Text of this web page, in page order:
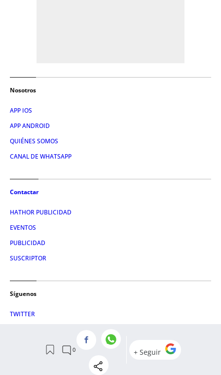
Nosotros
APP IOS
APP ANDROID
QUIÉNES SOMOS
CANAL DE WHATSAPP
Contactar
HATHOR PUBLICIDAD
EVENTOS
PUBLICIDAD
SUSCRIPTOR
Síguenos
TWITTER